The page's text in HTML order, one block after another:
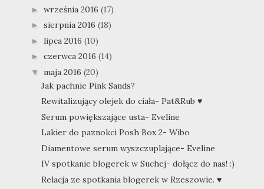
► września 2016 (17)
► sierpnia 2016 (18)
► lipca 2016 (10)
► czerwca 2016 (14)
▼ maja 2016 (20)
Jak pachnie Pink Sands?
Rewitalizujący olejek do ciała- Pat&Rub ♥
Serum powiększające usta- Eveline
Lakier do paznokci Posh Box 2- Wibo
Diamentowe serum wyszczuplające- Eveline
IV spotkanie blogerek w Suchej- dołącz do nas! :)
Relacja ze spotkania blogerek w Rzeszowie. ♥